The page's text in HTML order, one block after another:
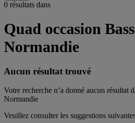
0 résultats dans
Quad occasion
Normandie
Aucun résultat trouvé
Votre recherche n’a donné aucun résultat
Normandie
Veuillez consulter les suggestions